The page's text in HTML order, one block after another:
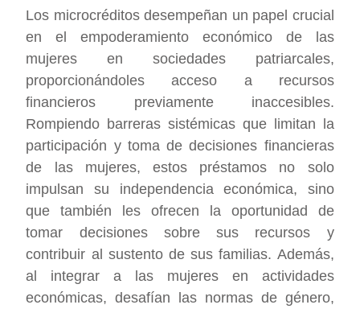
Los microcréditos desempeñan un papel crucial
en el empoderamiento económico de las
mujeres en sociedades patriarcales,
proporcionándoles acceso a recursos
financieros previamente inaccesibles.
Rompiendo barreras sistémicas que limitan la
participación y toma de decisiones financieras
de las mujeres, estos préstamos no solo
impulsan su independencia económica, sino
que también les ofrecen la oportunidad de
tomar decisiones sobre sus recursos y
contribuir al sustento de sus familias. Además,
al integrar a las mujeres en actividades
económicas, desafían las normas de género,